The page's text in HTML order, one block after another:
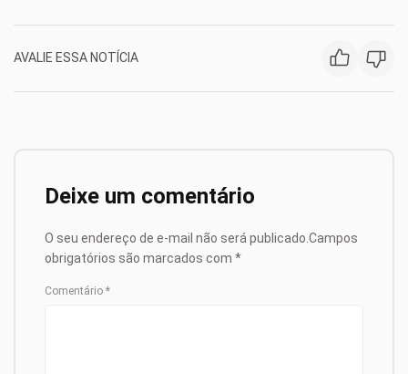
AVALIE ESSA NOTÍCIA
Deixe um comentário
O seu endereço de e-mail não será publicado. Campos
obrigatórios são marcados com *
Comentário *